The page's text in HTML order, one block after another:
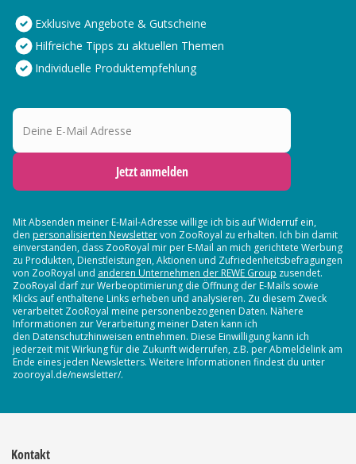
Exklusive Angebote & Gutscheine
Hilfreiche Tipps zu aktuellen Themen
Individuelle Produktempfehlung
Deine E-Mail Adresse
Jetzt anmelden
Mit Absenden meiner E-Mail-Adresse willige ich bis auf Widerruf ein,
den personalisierten Newslettervon ZooRoyal zu erhalten. Ich bin damit
einverstanden, dass ZooRoyal mir per E-Mail an mich gerichtete Werbung
zu Produkten, Dienstleistungen, Aktionen und Zufriedenheitsbefragungen
von ZooRoyal und anderen Unternehmen der REWE Group zusendet.
ZooRoyal darf zur Werbeoptimierung die Öffnung der E-Mails sowie
Klicks auf enthaltene Links erheben und analysieren. Zu diesem Zweck
verarbeitet ZooRoyal meine personenbezogenen Daten. Nähere
Informationen zur Verarbeitung meiner Daten kann ich
den Datenschutzhinweisen entnehmen. Diese Einwilligung kann ich
jederzeit mit Wirkung für die Zukunft widerrufen, z.B. per Abmeldelink am
Ende eines jeden Newsletters. Weitere Informationen findest du unter
zooroyal.de/newsletter/.
Kontakt